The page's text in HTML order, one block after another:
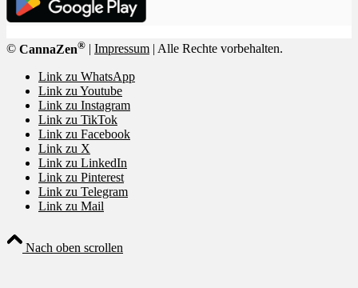
© CannaZen® Impressum | Alle Rechte vorbehalten.
Link zu WhatsApp
Link zu Youtube
Link zu Instagram
Link zu TikTok
Link zu Facebook
Link zu X
Link zu LinkedIn
Link zu Pinterest
Link zu Telegram
Link zu Mail
Nach oben scrollen